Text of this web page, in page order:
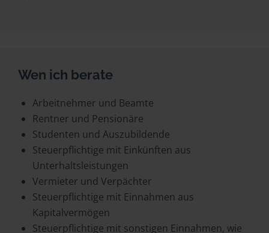
Wen ich berate
Arbeitnehmer und Beamte
Rentner und Pensionäre
Studenten und Auszubildende
Steuerpflichtige mit Einkünften aus
Unterhaltsleistungen
Vermieter und Verpächter
Steuerpflichtige mit Einnahmen aus
Kapitalvermögen
Steuerpflichtige mit sonstigen Einnahmen, wie